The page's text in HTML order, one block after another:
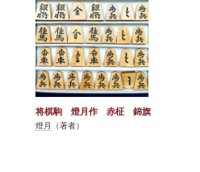
将棋駒 燈月作 赤柾 錦旗
燈月 （著者）